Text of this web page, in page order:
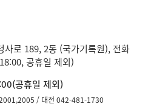
사로 189, 2동 (국가기록원), 전화
공휴일 제외)
공휴일 제외)
대전 042-481-1730